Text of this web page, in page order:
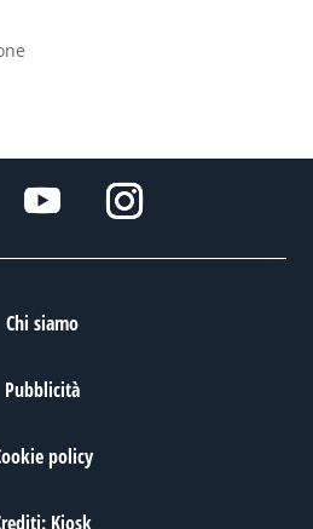
Chi siamo
Pubblicità
policy
Kiosk